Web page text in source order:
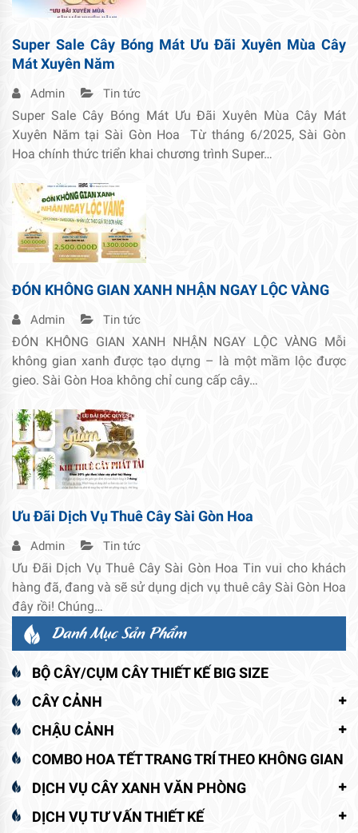
Super Sale Cây Bóng Mát Ưu Đãi Xuyên Mùa Cây
Mát Xuyên Năm
Admin Tin tức
Super Sale Cây Bóng Mát Ưu Đãi Xuyên Mùa Cây Mát
Xuyên Năm tại Sài Gòn Hoa Từ tháng 6/2025, Sài Gòn
Hoa chính thức triển khai chương trình Super…
ĐÓN KHÔNG GIAN XANH NHẬN NGAY LỘC VÀNG
Admin Tin tức
ĐÓN KHÔNG GIAN XANH NHẬN NGAY LỘC VÀNG Mỗi
không gian xanh được tạo dựng – là một mầm lộc được
gieo. Sài Gòn Hoa không chỉ cung cấp cây…
Ưu Đãi Dịch Vụ Thuê Cây Sài Gòn Hoa
Admin Tin tức
Ưu Đãi Dịch Vụ Thuê Cây Sài Gòn Hoa Tin vui cho khách
hàng đã, đang và sẽ sử dụng dịch vụ thuê cây Sài Gòn Hoa
đây rồi! Chúng…
Danh Mục Sản Phẩm
BỘ CÂY/CỤM CÂY THIẾT KẾ BIG SIZE
CÂY CẢNH
CHẬU CẢNH
COMBO HOA TẾT TRANG TRÍ THEO KHÔNG GIAN
DỊCH VỤ CÂY XANH VĂN PHÒNG
DỊCH VỤ TƯ VẤN THIẾT KẾ